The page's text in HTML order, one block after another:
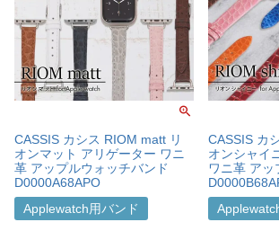
CASSIS カシス RIOM matt リ
オンマット アリゲーター ワニ
革 アップルウォッチバンド
D0000A68APO
Applewatch用バンド
CASSIS カ
オンシャイ
ワニ革 アッ